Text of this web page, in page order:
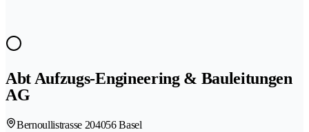
Abt Aufzugs-Engineering & Bauleitungen
AG
Bernoullistrasse 204056 Basel